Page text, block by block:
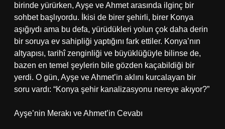
birinde yürürken, Ayşe ve Ahmet arasında ilginç bir
sohbet başlıyordu. İkisi de birer şehirli, birer Konya
aşığıydı ama bu defa, yürüdükleri yolun çok daha derin
bir soruya ev sahipliği yaptığını fark ettiler. Konya’nın
altyapısı, tarihî zenginliği ve büyüklüğüyle bilinse de,
bazen en temel şeylerin bile gözden kaçabildiği bir
yerdi. O gün, Ayşe ve Ahmet’in aklını kurcalayan bir
soru vardı: “Konya şehir kanalizasyonu nereye akıyor?”
Ayşe’nin Merakı ve Ahmet’in Cevabı